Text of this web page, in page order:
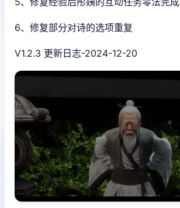
6、修复部分对诗的选项重复
V1.2.3 更新日志-2024-12-20